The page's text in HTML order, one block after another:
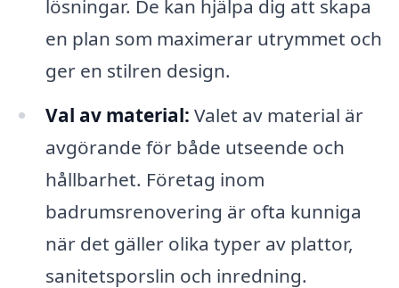
lösningar. De kan hjälpa dig att skapa
en plan som maximerar utrymmet och
ger en stilren design.
Val av material: Valet av material är
avgörande för både utseende och
hållbarhet. Företag inom
badrumsrenovering är ofta kunniga
när det gäller olika typer av plattor,
sanitetsporslin och inredning.